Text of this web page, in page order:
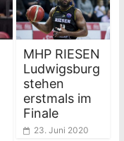
MHP RIESEN
Ludwigsburg
stehen
erstmals im
Finale
23. Juni 2020